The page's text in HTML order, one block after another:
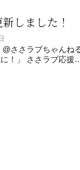
しました！
@ささラブちゃんね
！」 ささラブ応援